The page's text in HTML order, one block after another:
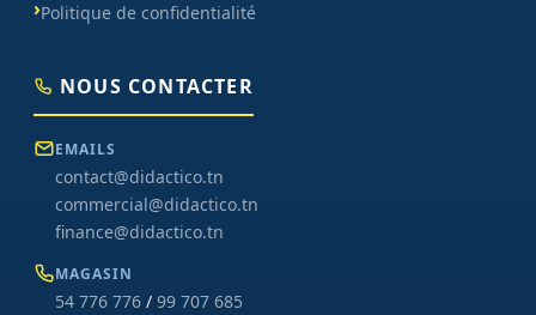
Politique de confidentialité
NOUS CONTACTER
EMAILS
contact@didactico.tn
commercial@didactico.tn
finance@didactico.tn
MAGASIN
54 776 776 / 99 707 685